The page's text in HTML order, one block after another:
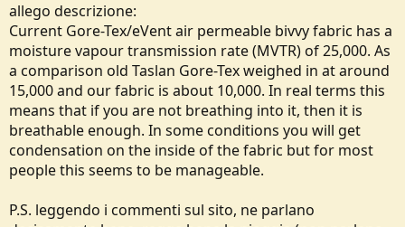
allego descrizione:
Current Gore-Tex/eVent air permeable bivvy fabric has a
moisture vapour transmission rate (MVTR) of 25,000. As
a comparison old Taslan Gore-Tex weighed in at around
15,000 and our fabric is about 10,000. In real terms this
means that if you are not breathing into it, then it is
breathable enough. In some conditions you will get
condensation on the inside of the fabric but for most
people this seems to be manageable.
P.S. leggendo i commenti sul sito, ne parlano